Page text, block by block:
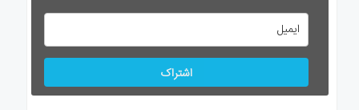
اشتراک